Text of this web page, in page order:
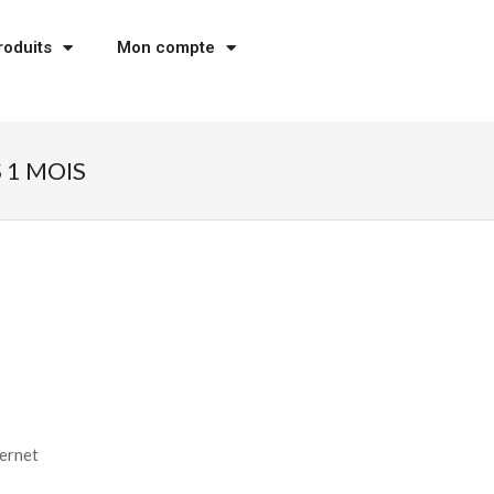
Mon compte
1 MOIS